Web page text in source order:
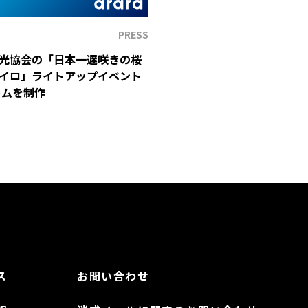
PRESS
協会の「日本一遅咲きの桜
ロ」ライトアップイベント
を制作
お問い合わせ